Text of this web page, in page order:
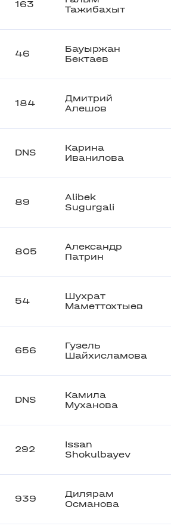
163
Тажибахыт
46
Бауыржан
Бектаев
184
Дмитрий
Алешов
DNS
Карина
Иванилова
89
Alibek
Sugurgali
805
Александр
Патрин
54
Шухрат
Маметтохтыев
656
Гузель
Шайхисламова
DNS
Камила
Муханова
292
Issan
Shokulbayev
939
Дилярам
Османова